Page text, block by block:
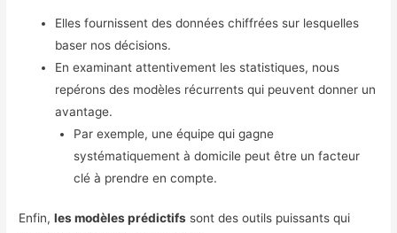
Elles fournissent des données chiffrées sur lesquelles
baser nos décisions.
En examinant attentivement les statistiques, nous
repérons des modèles récurrents qui peuvent donner un
avantage.
Par exemple, une équipe qui gagne
systématiquement à domicile peut être un facteur
clé à prendre en compte.
Enfin,les modèles prédictifs sont des outils puissants qui